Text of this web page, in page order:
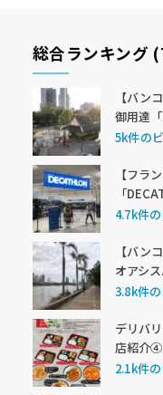
総合ランキング
【バン
御用達
5k件の
【フラ
「
4.7k件
【バン
オアシス
3.8k件
デリバ
店紹介
2.1k件